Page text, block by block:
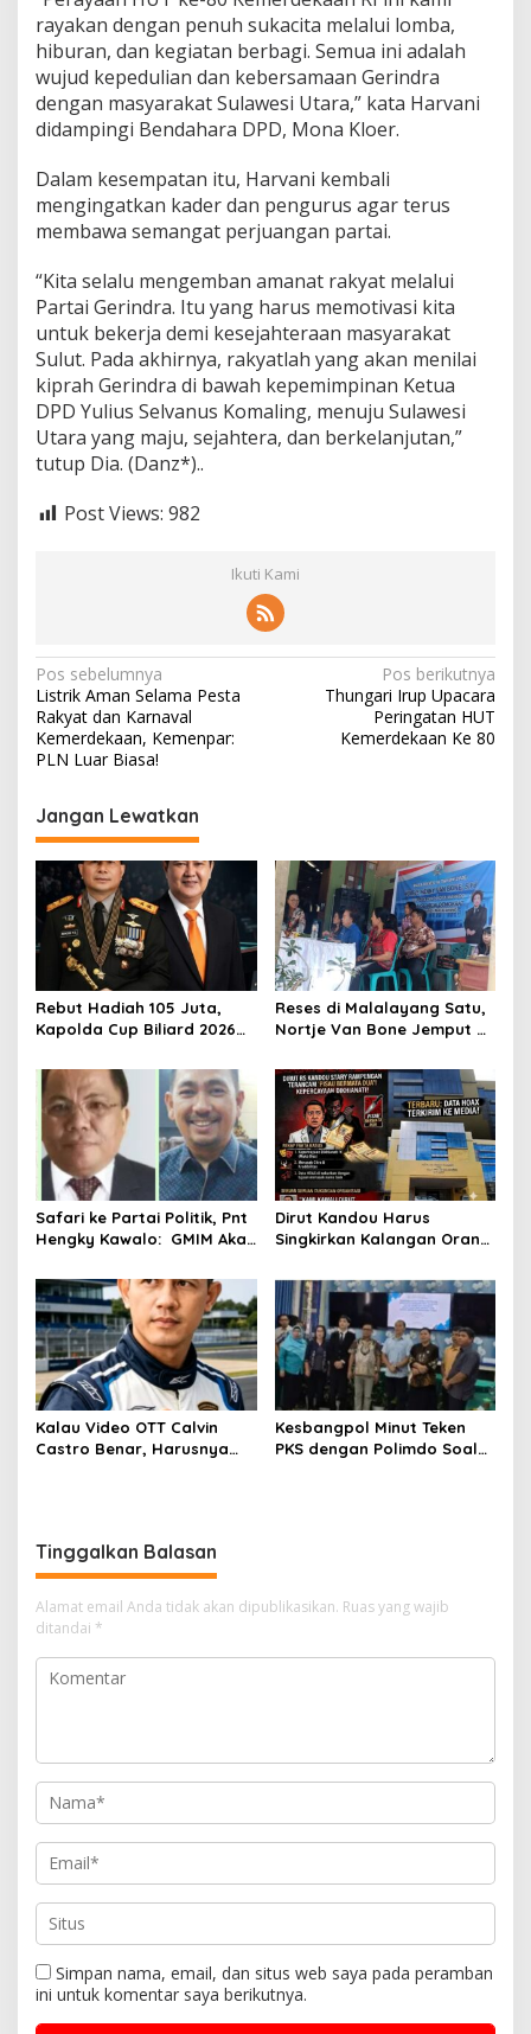
rayakan dengan penuh sukacita melalui lomba,
hiburan, dan kegiatan berbagi. Semua ini adalah
wujud kepedulian dan kebersamaan Gerindra
dengan masyarakat Sulawesi Utara,” kata Harvani
didampingi Bendahara DPD, Mona Kloer.
Dalam kesempatan itu, Harvani kembali
mengingatkan kader dan pengurus agar terus
membawa semangat perjuangan partai.
“Kita selalu mengemban amanat rakyat melalui
Partai Gerindra. Itu yang harus memotivasi kita
untuk bekerja demi kesejahteraan masyarakat
Sulut. Pada akhirnya, rakyatlah yang akan menilai
kiprah Gerindra di bawah kepemimpinan Ketua
DPD Yulius Selvanus Komaling, menuju Sulawesi
Utara yang maju, sejahtera, dan berkelanjutan,”
tutup Dia. (Danz*)..
Post Views: 982
Ikuti Kami
Navigasi
pos
Pos sebelumnya
Listrik Aman Selama Pesta
Rakyat dan Karnaval
Kemerdekaan, Kemenpar:
PLN Luar Biasa!
Pos berikutnya
Thungari Irup Upacara
Peringatan HUT
Kemerdekaan Ke 80
Jangan Lewatkan
Rebut Hadiah 105 Juta,
Kapolda Cup Biliard 2026
Club Biliard
Winangun,Yukkk Nyodok
Yukk!!!
Reses di Malalayang Satu,
Nortje Van Bone Jemput
Pemerintah
Safari ke Partai Politik, Pnt
Hengky Kawalo: GMIM Akan
Adolf Wenas!
Dirut Kandou Harus
Singkirkan Kalangan Orang
Penghianat, Kalau Tidak
Patuh, Dirut Prof dr Stary
Rampengan Bisa Masuk
Jurang!
Kalau Video OTT Calvin
Castro Benar, Harusnya
Kesbangpol Minut Teken
PKS dengan Polimdo Soal
Tinggalkan Balasan
Alamat email Anda tidak akan dipublikasikan. Ruas yang wajib
ditandai *
Simpan nama, email, dan situs web saya pada peramban
ini untuk komentar saya berikutnya.